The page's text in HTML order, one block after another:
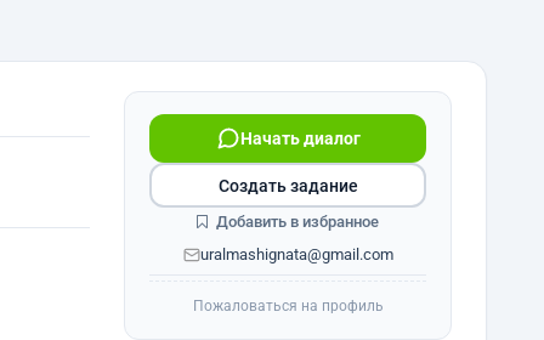
Начать диалог
uralmashignata@gmail.com
Создать задание
Добавить в избранное
Пожаловаться на профиль